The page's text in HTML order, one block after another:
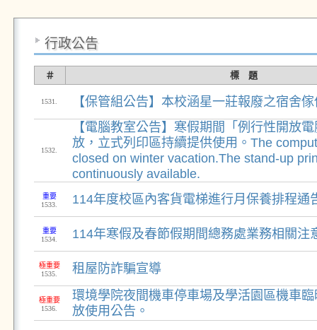
行政公告
＃ 標 題
1531. 【保管組公告】本校涵星一莊報廢之宿舍
1532.
【電腦教室公告】寒假期間「例行性開放
放，立式列印區持續提供使用。The
closed on winter vacation.The stand-up
continuously available.
重要
1533.
114年度校區內客貨電梯進行月保養排程通
重要
1534.
114年寒假及春節假期間總務處業務相關注
極重要
1535.
租屋防詐騙宣導
極重要
1536.
環境學院夜間機車停車場及學活園區機車
放使用公告。